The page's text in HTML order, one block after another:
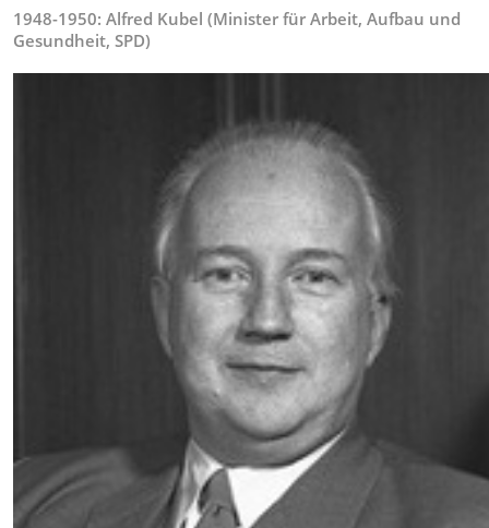
1948-1950: Alfred Kubel (Minister für Arbeit, Aufbau und
Gesundheit, SPD)